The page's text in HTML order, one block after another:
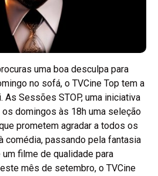
uma boa desculpa para
no sofá, o TVCine Top tem a
As Sessões STOP, uma iniciativa
domingos às 18h uma seleção
prometem agradar a todos os
comédia, passando pela fantasia
filme de qualidade para
mês de setembro, o TVCine